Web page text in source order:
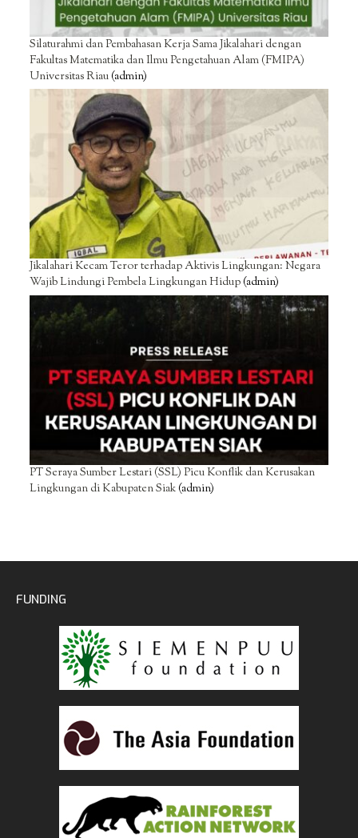
Silaturahmi dan Pembahasan Kerja Sama Jikalahari dengan
Fakultas Matematika dan Ilmu Pengetahuan Alam (FMIPA)
Universitas Riau(admin)
Jikalahari Kecam Teror terhadap Aktivis Lingkungan: Negara
Wajib Lindungi Pembela Lingkungan Hidup(admin)
PT Seraya Sumber Lestari (SSL) Picu Konflik dan Kerusakan
Lingkungan di Kabupaten Siak(admin)
FUNDING